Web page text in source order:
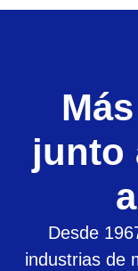
junto
Desde
industrias de